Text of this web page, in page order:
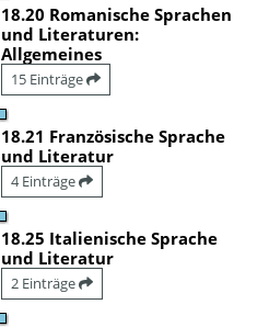
18.20 Romanische Sprachen
und Literaturen:
Allgemeines
15 Einträge
18.21 Französische Sprache
und Literatur
4 Einträge
18.25 Italienische Sprache
und Literatur
2 Einträge